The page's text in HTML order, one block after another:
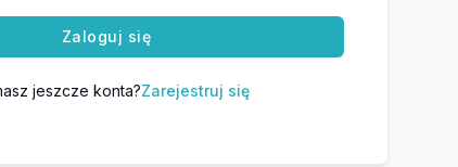
Zaloguj się
jeszcze konta?Zarejestruj się